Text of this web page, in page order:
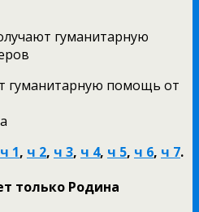
гуманитарную помощь от
ч 1, ч 2, ч 3, ч 4, ч 5, ч 6, ч 7.
только Родина